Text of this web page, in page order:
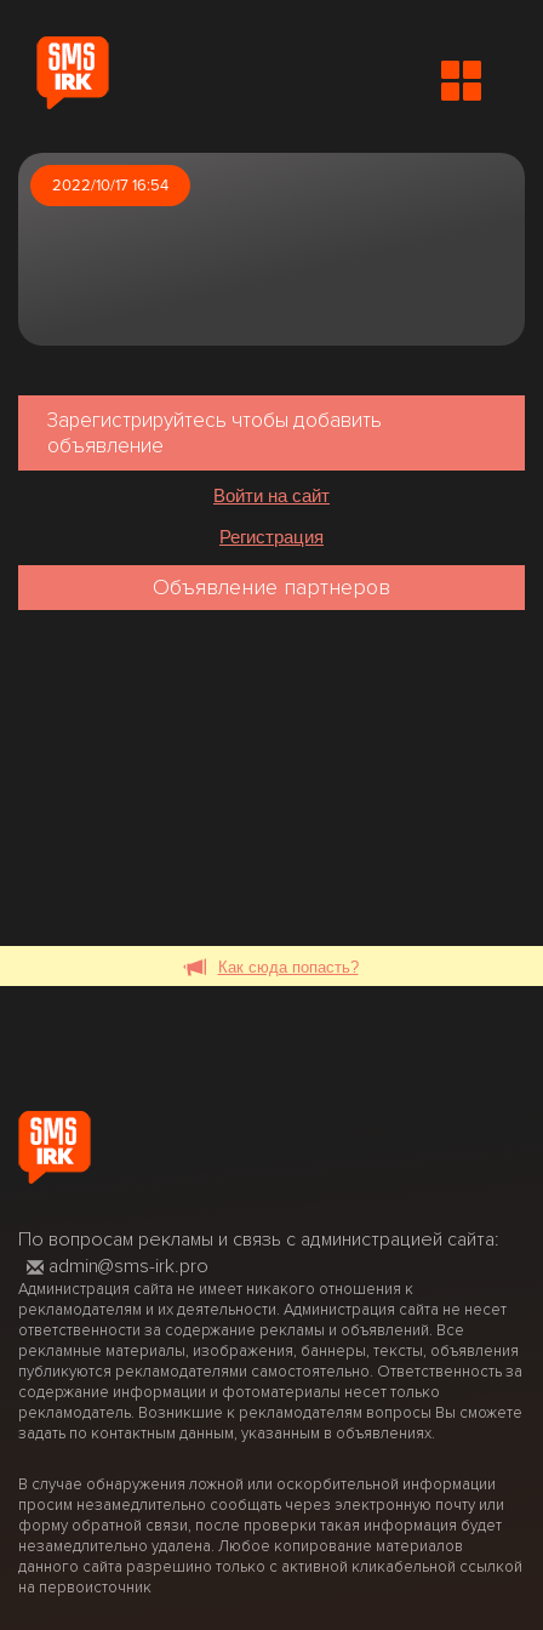
2022/10/17 16:54
Зарегистрируйтесь чтобы добавить
объявление
Войти на сайт
Регистрация
Объявление партнеров
Как сюда попасть?
По вопросам рекламы и связь с администрацией сайта:
admin@sms-irk.pro
Администрация сайта не имеет никакого отношения к
рекламодателям и их деятельности. Администрация сайта не несет
ответственности за содержание рекламы и объявлений. Все
рекламные материалы, изображения, баннеры, тексты, объявления
публикуются рекламодателями самостоятельно. Ответственность за
содержание информации и фотоматериалы несет только
рекламодатель. Возникшие к рекламодателям вопросы Вы сможете
задать по контактным данным, указанным в объявлениях.
В случае обнаружения ложной или оскорбительной информации
просим незамедлительно сообщать через электронную почту или
форму обратной связи, после проверки такая информация будет
незамедлительно удалена. Любое копирование материалов
данного сайта разрешино только с активной кликабельной ссылкой
на первоисточник